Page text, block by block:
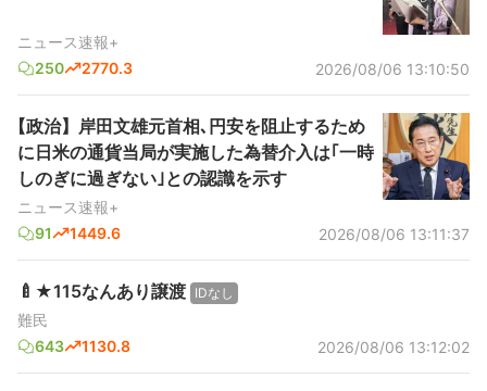
ニュース速報+
250
2770.3 2026/08/06 13:10:50
【政治】岸田文雄元首相､円安を阻止するため
に日米の通貨当局が実施した為替介入は｢一時
しのぎに過ぎない｣との認識を示す
ニュース速報+
91
1449.6 2026/08/06 13:11:37
🍼★115なんあり譲渡 IDなし
難民
643
1130.8 2026/08/06 13:12:02